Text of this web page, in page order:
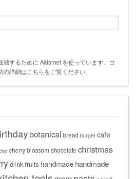
するために Akismet を使っています。
コ
の詳細はこちらをご覧ください。
botanical bread burger cafe
cherry blossomchocolatechristmas
drinkfruits handmade handmade